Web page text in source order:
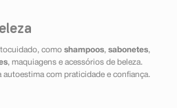
como shampoos, sabonetes,
, maquiagens e acessórios de beleza.
autoestima com praticidade e confiança.